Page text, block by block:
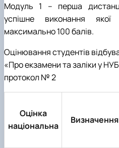
Модуль 1 – перша
успішне виконання
максимально 100 балів.
Оцінювання студентів
«Про екзамени та заліки у
протокол № 2
Оцінка
національна